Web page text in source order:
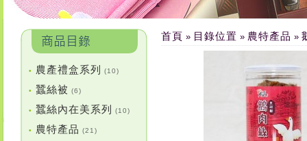
• 農產禮盒系列 (10)
• 蠶絲被 (6)
• 蠶絲內在美系列 (10)
• 農特產品 (21)
首頁 » 目錄位置 » 農特產品 »